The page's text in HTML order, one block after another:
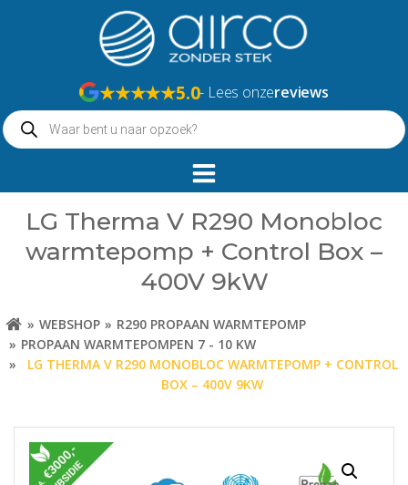
★★★★★5.0- Lees onzereviews
Producten
zoeken
LG Therma V R290 Monobloc
warmtepomp + Control Box –
400V 9kW
WEBSHOP
R290 PROPAAN WARMTEPOMP
PROPAAN WARMTEPOMPEN 7 - 10 KW
LG THERMA V R290 MONOBLOC WARMTEPOMP + CONTROL
BOX – 400V 9KW